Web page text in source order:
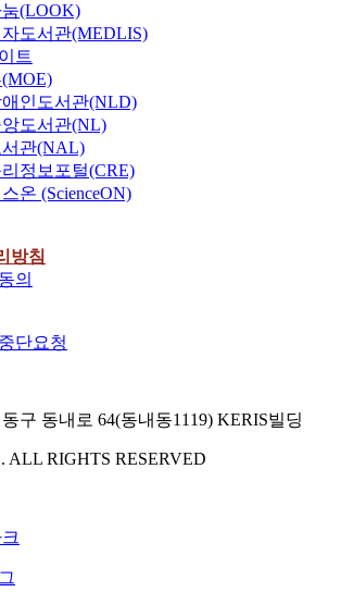
(LOOK)
도서관(MEDLIS)
트
인도서관(NLD)
도서관(NL)
관(NAL)
정보포털(CRE)
온 (ScienceON)
방침
의
단요청
구 동내로 64(동내동1119) KERIS빌딩
ALL RIGHTS RESERVED